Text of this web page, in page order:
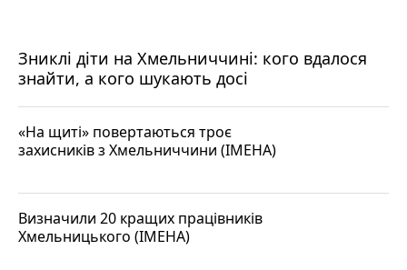
Зниклі діти на Хмельниччині: кого вдалося
знайти, а кого шукають досі
«На щиті» повертаються троє
захисників з Хмельниччини (ІМЕНА)
Визначили 20 кращих працівників
Хмельницького (ІМЕНА)